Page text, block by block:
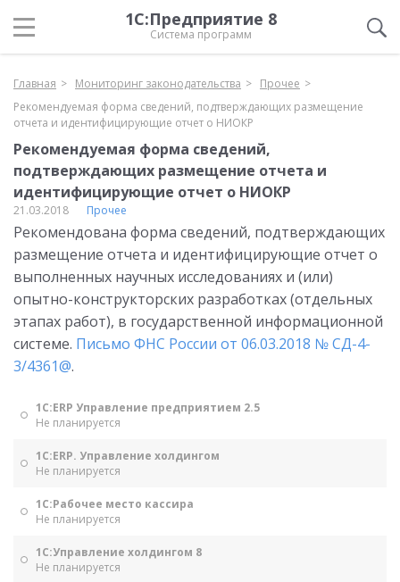
1С:Предприятие 8
Система программ
Главная Мониторинг законодательства
Прочее
Рекомендуемая форма сведений, подтверждающих размещение
отчета и идентифицирующие отчет о НИОКР
Рекомендуемая форма сведений,
подтверждающих размещение отчета и
идентифицирующие отчет о НИОКР
21.03.2018 Прочее
Рекомендована форма сведений, подтверждающих
размещение отчета и идентифицирующие отчет о
выполненных научных исследованиях и (или)
опытно-конструкторских разработках (отдельных
этапах работ), в государственной информационной
системе. Письмо ФНС России от 06.03.2018 № СД-4-
3/4361@.
1С:ERP Управление предприятием 2.5
Не планируется
1С:ERP. Управление холдингом
Не планируется
1С:Рабочее место кассира
Не планируется
1С:Управление холдингом 8
Не планируется